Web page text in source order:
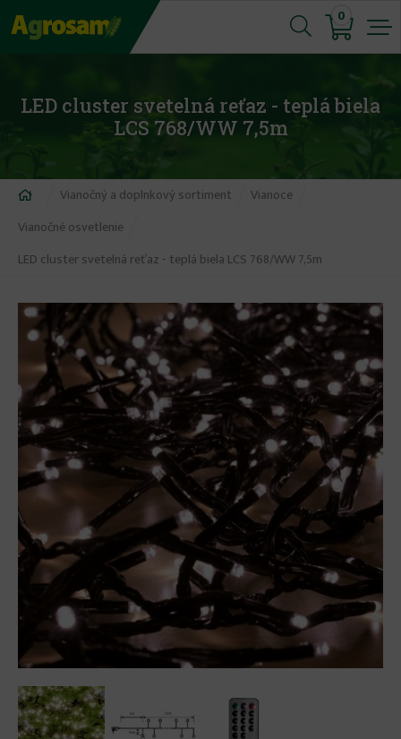
Jump
to
0
LED cluster svetelná reťaz - teplá biela
LCS 768/WW 7,5m
Nachádzate
sa
tu
Vianočný a doplnkový sortiment
Vianoce
Vianočné osvetlenie
LED cluster svetelná reťaz - teplá biela LCS 768/WW 7,5m